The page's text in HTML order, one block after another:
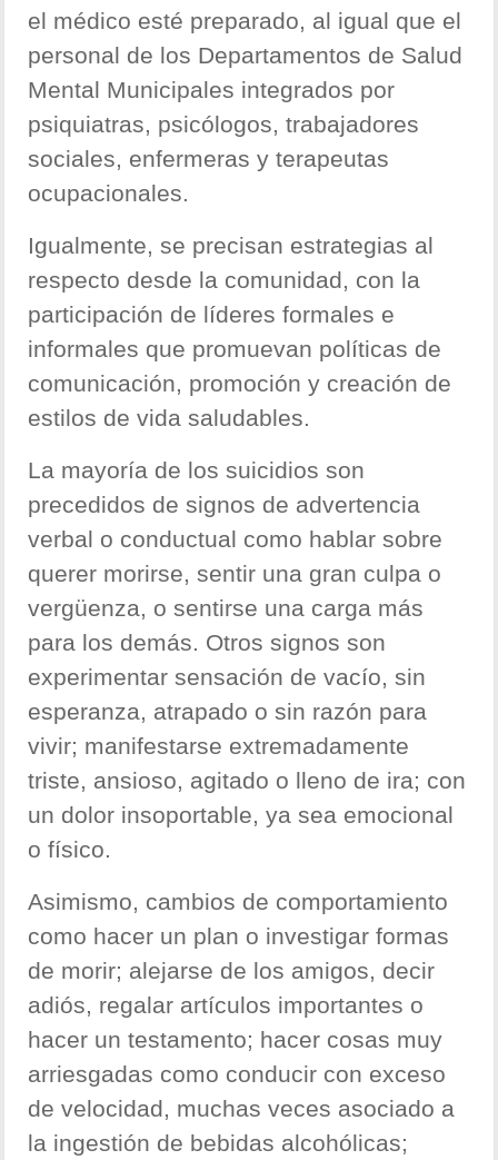
el médico esté preparado, al igual que el
personal de los Departamentos de Salud
Mental Municipales integrados por
psiquiatras, psicólogos, trabajadores
sociales, enfermeras y terapeutas
ocupacionales.
Igualmente, se precisan estrategias al
respecto desde la comunidad, con la
participación de líderes formales e
informales que promuevan políticas de
comunicación, promoción y creación de
estilos de vida saludables.
La mayoría de los suicidios son
precedidos de signos de advertencia
verbal o conductual como hablar sobre
querer morirse, sentir una gran culpa o
vergüenza, o sentirse una carga más
para los demás. Otros signos son
experimentar sensación de vacío, sin
esperanza, atrapado o sin razón para
vivir; manifestarse extremadamente
triste, ansioso, agitado o lleno de ira; con
un dolor insoportable, ya sea emocional
o físico.
Asimismo, cambios de comportamiento
como hacer un plan o investigar formas
de morir; alejarse de los amigos, decir
adiós, regalar artículos importantes o
hacer un testamento; hacer cosas muy
arriesgadas como conducir con exceso
de velocidad, muchas veces asociado a
la ingestión de bebidas alcohólicas;